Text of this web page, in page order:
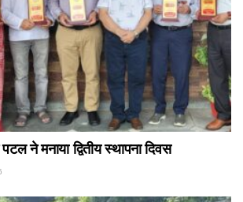
ने मनाया द्वितीय स्थापना दिवस